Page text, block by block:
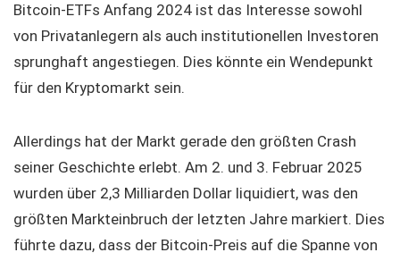
Bitcoin-ETFs Anfang 2024 ist das Interesse sowohl
von Privatanlegern als auch institutionellen Investoren
sprunghaft angestiegen. Dies könnte ein Wendepunkt
für den Kryptomarkt sein.
Allerdings hat der Markt gerade den größten Crash
seiner Geschichte erlebt. Am 2. und 3. Februar 2025
wurden über 2,3 Milliarden Dollar liquidiert, was den
größten Markteinbruch der letzten Jahre markiert. Dies
führte dazu, dass der Bitcoin-Preis auf die Spanne von